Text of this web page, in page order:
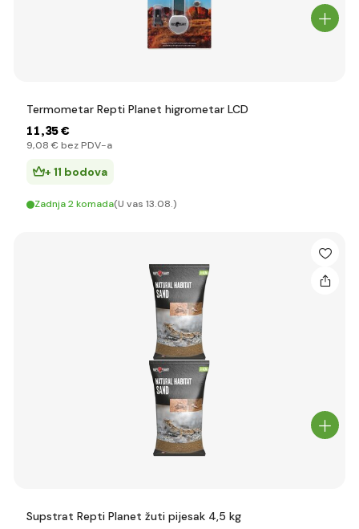
Termometar Repti Planet higrometar LCD
11,35 €
9,08 € bez PDV-a
+ 11 bodova
Zadnja 2 komada(U vas 13.08.)
Supstrat Repti Planet žuti pijesak 4,5 kg